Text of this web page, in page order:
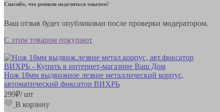
Спасибо, что решили поделиться опытом!
Ваш отзыв будет опубликован после проверки модератором.
С этим товаром покупают
Нож 18мм выдвижное лезвие металлический корпус,
автоматический фиксатор ВИХРЬ
299₽/ шт
В корзину